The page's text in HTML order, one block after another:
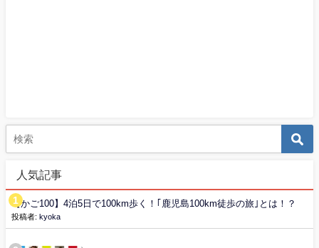
人気記事
【かご100】4泊5日で100km歩く！｢鹿児島100km徒歩の旅｣とは！？
投稿者: kyoka